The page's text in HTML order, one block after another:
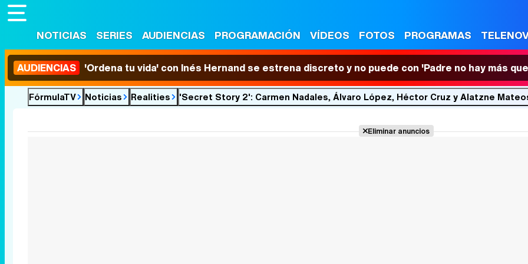
NOTICIAS SERIES AUDIENCIAS PROGRAMACIÓN VÍDEOS FOTOS PROGRAMAS
AUDIENCIAS 'Ordena tu vida' con Inés Hernand se estrena discreto y no puede con 'Padre no hay más
FórmulaTV Noticias Realities 'Secret Story 2': Carmen Nadales, Álvaro López, Héctor Cruz y Alatzne
Eliminar anuncios